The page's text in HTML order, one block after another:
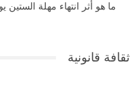
ما هو أثر انتهاء مهلة الستين
ثقافة قانونية